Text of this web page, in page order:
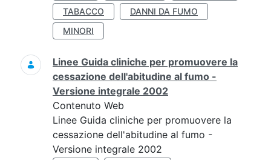
TABACCO
DANNI DA FUMO
MINORI
Linee Guida cliniche per promuovere la
cessazione dell'abitudine al fumo -
Versione integrale 2002
Contenuto Web
Linee Guida cliniche per promuovere la
cessazione dell'abitudine al fumo -
Versione integrale 2002